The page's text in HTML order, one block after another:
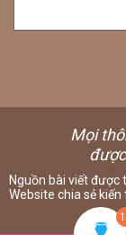
Nguồn bài viết
Website chia sẻ
Mọi